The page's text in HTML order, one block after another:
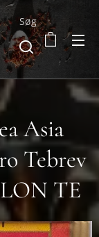
Søg
Asia
Tebrev
TE